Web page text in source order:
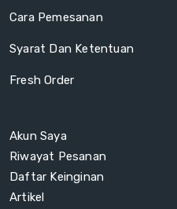
Cara Pemesanan
Syarat Dan Ketentuan
Fresh Order
Akun Saya
Riwayat Pesanan
Daftar Keinginan
Artikel